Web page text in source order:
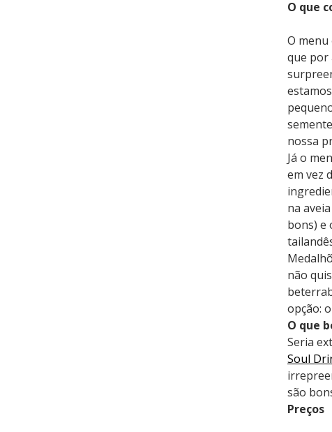
O que
O
que por
nossa
Já o
em vez
na
bons) e
não
opção:
O que
Seria
Soul
são
Preços